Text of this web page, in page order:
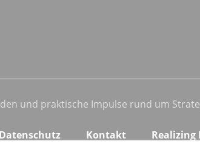
und praktische Impulse rund um
Datenschutz Kontakt Realizing